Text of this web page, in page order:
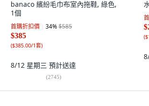
banaco 繽紛毛巾布室內拖鞋, 綠色,
1個
首購折扣價 34%$585
$385
($385.00/1套)
8/12 星期三 預計送達
(2745)
(